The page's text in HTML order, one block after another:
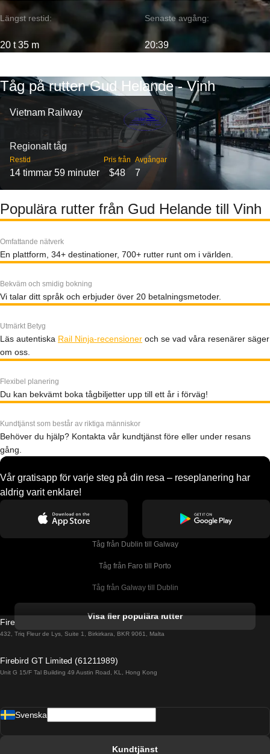
Längst restid:
20 t 35 m
Senaste avgång:
20:39
Tåg på rutten Gud Helande - Vinh
Vietnam Railway
Regionalt tåg
Restid
14 timmar 59 minuter
Pris från
$48
Avgångar
7
Populära rutter från Gud Helande till Vinh
Omfattande nätverk
En plattform, 34+ destinationer, 700+ rutter runt om i världen.
Bekväm och smidig bokning
Vi talar ditt språk och erbjuder över 20 betalningsmetoder.
Utmärkt Betyg
Läs autentiska Rail Ninja-recensioner och se vad våra resenärer säger
om oss.
Flexibel planering
Du kan bekvämt boka tågbiljetter upp till ett år i förväg!
Kundtjänst som består av riktiga människor
Behöver du hjälp? Kontakta vår kundtjänst före eller under resans
gång.
Vår gratisapp för varje steg på din resa – reseplanering har
aldrig varit enklare!
Tåg från Dublin till Galway
Tåg från Faro till Porto
Tåg från Galway till Dublin
Tåg från Porto till Faro
Tåg från Barcelona till Madrid
Visa fler populära rutter
Firebird GT Limited (OC 1451)
432, Triq Fleur de Lys, Suite 1, Birkirkara, BKR 9061, Malta
Firebird GT Limited (61211989)
Unit G 15/F Tal Building 49 Austin Road, KL, Hong Kong
Svenska
Kundtjänst